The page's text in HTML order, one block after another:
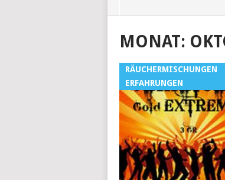
MONAT:
RÄUCHERMISCHUNGEN
ERFAHRUNGEN